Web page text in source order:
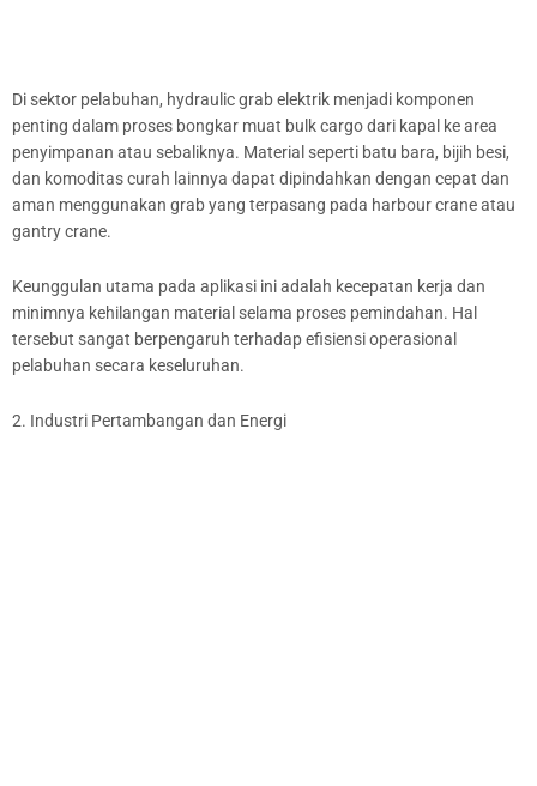
Di sektor pelabuhan, hydraulic grab elektrik menjadi komponen
penting dalam proses bongkar muat bulk cargo dari kapal ke area
penyimpanan atau sebaliknya. Material seperti batu bara, bijih besi,
dan komoditas curah lainnya dapat dipindahkan dengan cepat dan
aman menggunakan grab yang terpasang pada harbour crane atau
gantry crane.
Keunggulan utama pada aplikasi ini adalah kecepatan kerja dan
minimnya kehilangan material selama proses pemindahan. Hal
tersebut sangat berpengaruh terhadap efisiensi operasional
pelabuhan secara keseluruhan.
2. Industri Pertambangan dan Energi